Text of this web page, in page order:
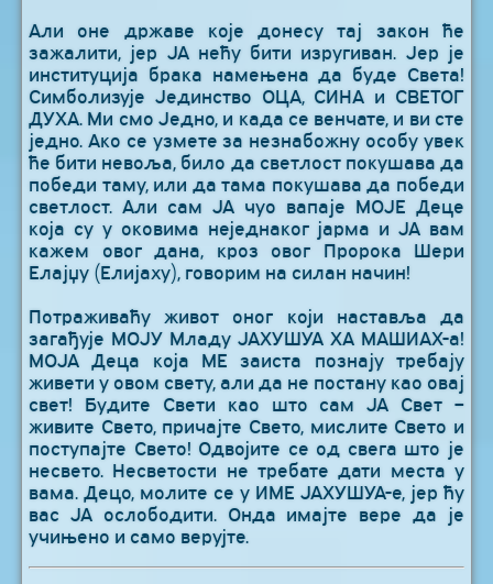
Али оне државе које донесу тај закон ће
зажалити, јер ЈА нећу бити изругиван. Јер је
институција брака намењена да буде Света!
Симболизује Јединство ОЦА, СИНА и СВЕТОГ
ДУХА. Ми смо Једно, и када се венчате, и ви сте
једно. Ако се узмете за незнабожну особу увек
ће бити невоља, било да светлост покушава да
победи таму, или да тама покушава да победи
светлост. Али сам ЈА чуо вапаје МОЈЕ Деце
која су у оковима неједнаког јарма и ЈА вам
кажем овог дана, кроз овог Пророка Шери
Елајџу (Елијаху), говорим на силан начин!
Потраживаћу живот оног који наставља да
загађује МОЈУ Младу ЈАХУШУА ХА МАШИАХ-а!
МОЈА Деца која МЕ заиста познају требају
живети у овом свету, али да не постану као овај
свет! Будите Свети као што сам ЈА Свет –
живите Свето, причајте Свето, мислите Свето и
поступајте Свето! Одвојите се од свега што је
несвето. Несветости не требате дати места у
вама. Децо, молите се у ИМЕ ЈАХУШУА-е, јер ћу
вас ЈА ослободити. Онда имајте вере да је
учињено и само верујте.